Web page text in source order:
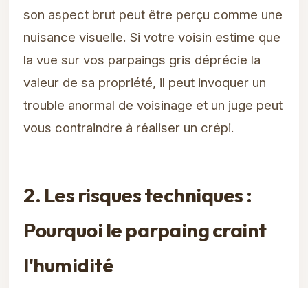
son aspect brut peut être perçu comme une
nuisance visuelle. Si votre voisin estime que
la vue sur vos parpaings gris déprécie la
valeur de sa propriété, il peut invoquer un
trouble anormal de voisinage et un juge peut
vous contraindre à réaliser un crépi.
2. Les risques techniques :
Pourquoi le parpaing craint
l'humidité